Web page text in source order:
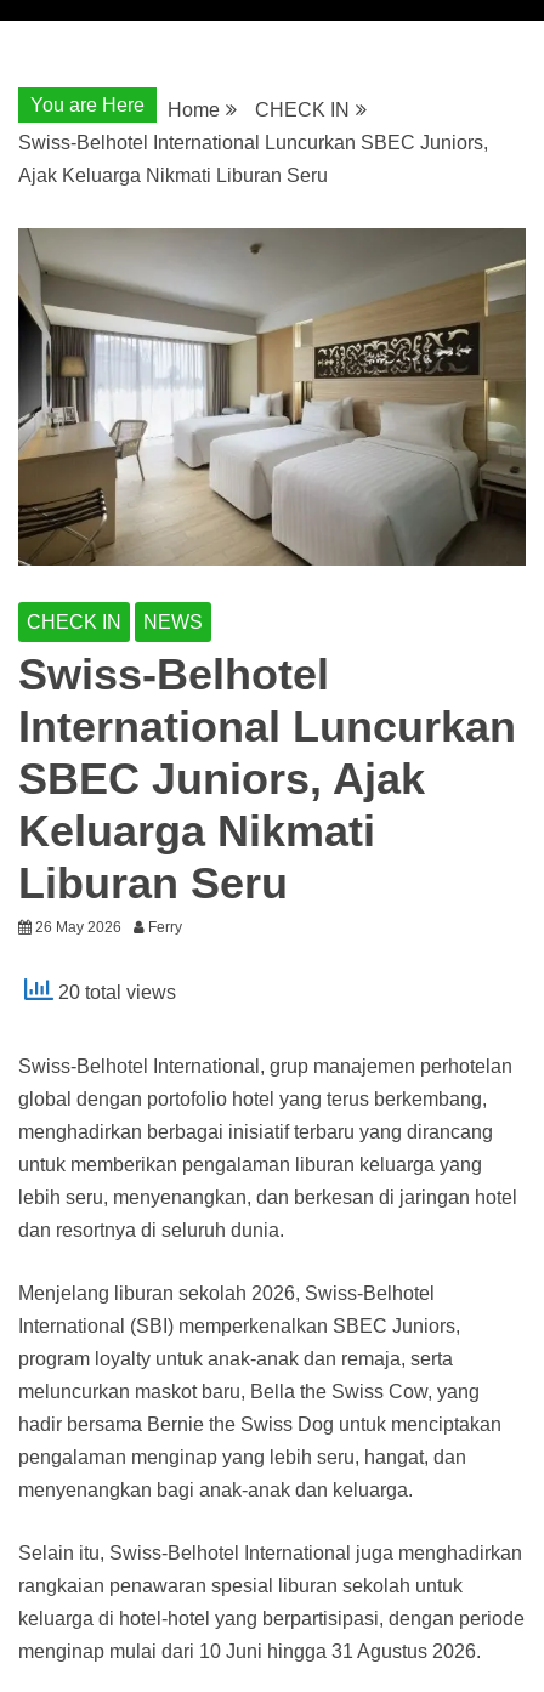
You are Here Home
CHECK IN
Swiss-Belhotel International Luncurkan SBEC Juniors,
Ajak Keluarga Nikmati Liburan Seru
CHECK IN NEWS
Swiss-Belhotel
International Luncurkan
SBEC Juniors, Ajak
Keluarga Nikmati
Liburan Seru
26 May 2026 Ferry
20 total views
Swiss-Belhotel International, grup manajemen perhotelan
global dengan portofolio hotel yang terus berkembang,
menghadirkan berbagai inisiatif terbaru yang dirancang
untuk memberikan pengalaman liburan keluarga yang
lebih seru, menyenangkan, dan berkesan di jaringan hotel
dan resortnya di seluruh dunia.
Menjelang liburan sekolah 2026, Swiss-Belhotel
International (SBI) memperkenalkan SBEC Juniors,
program loyalty untuk anak-anak dan remaja, serta
meluncurkan maskot baru, Bella the Swiss Cow, yang
hadir bersama Bernie the Swiss Dog untuk menciptakan
pengalaman menginap yang lebih seru, hangat, dan
menyenangkan bagi anak-anak dan keluarga.
Selain itu, Swiss-Belhotel International juga menghadirkan
rangkaian penawaran spesial liburan sekolah untuk
keluarga di hotel-hotel yang berpartisipasi, dengan periode
menginap mulai dari 10 Juni hingga 31 Agustus 2026.